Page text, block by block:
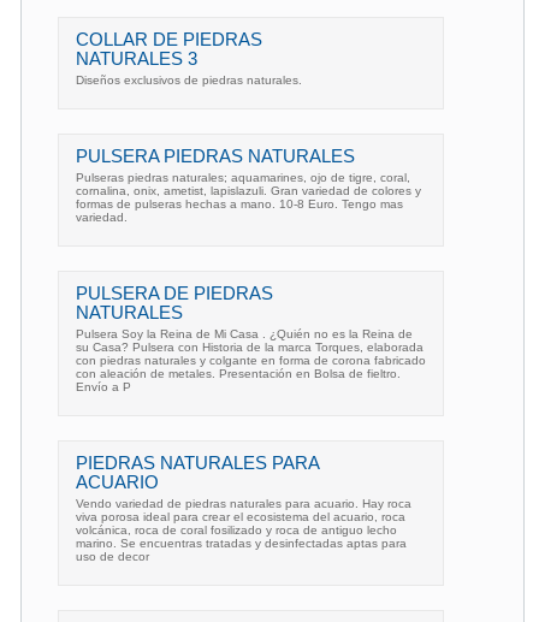
COLLAR DE PIEDRAS
NATURALES 3
Diseños exclusivos de piedras naturales.
PULSERA PIEDRAS NATURALES
Pulseras piedras naturales; aquamarines, ojo de tigre, coral,
cornalina, onix, ametist, lapislazuli. Gran variedad de colores y
formas de pulseras hechas a mano. 10-8 Euro. Tengo mas
variedad.
PULSERA DE PIEDRAS
NATURALES
Pulsera Soy la Reina de Mi Casa . ¿Quién no es la Reina de
su Casa? Pulsera con Historia de la marca Torques, elaborada
con piedras naturales y colgante en forma de corona fabricado
con aleación de metales. Presentación en Bolsa de fieltro.
Envío a P
PIEDRAS NATURALES PARA
ACUARIO
Vendo variedad de piedras naturales para acuario. Hay roca
viva porosa ideal para crear el ecosistema del acuario, roca
volcánica, roca de coral fosilizado y roca de antiguo lecho
marino. Se encuentras tratadas y desinfectadas aptas para
uso de decor